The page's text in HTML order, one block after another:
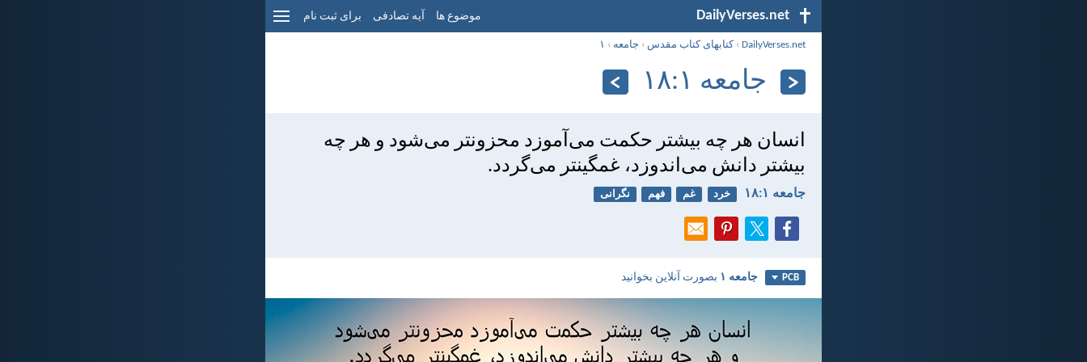
DailyVerses.net موضوع ها آیه تصادفی برای ثبت نام
DailyVerses.net
›کتابهای کتاب مقدس › جامعه › ۱
جامعه ۱:‏۱۸
انسان هر چه بيشتر حكمت می‌آموزد محزونتر می‌شود و هر چه
بيشتر دانش می‌اندوزد، غمگينتر می‌گردد.
جامعه ۱:‏۱۸ خرد غم فهم نگرانی
PCB جامعه ۱ بصورت آنلاین بخوانید